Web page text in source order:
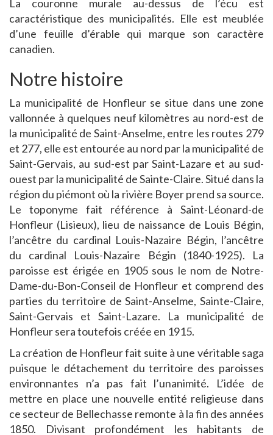
La couronne murale au-dessus de l’écu est
caractéristique des municipalités. Elle est meublée
d’une feuille d’érable qui marque son caractère
canadien.
Notre histoire
La municipalité de Honfleur se situe dans une zone
vallonnée à quelques neuf kilomètres au nord-est de
la municipalité de Saint-Anselme, entre les routes 279
et 277, elle est entourée au nord par la municipalité de
Saint-Gervais, au sud-est par Saint-Lazare et au sud-
ouest par la municipalité de Sainte-Claire. Situé dans la
région du piémont où la rivière Boyer prend sa source.
Le toponyme fait référence à Saint-Léonard-de
Honfleur (Lisieux), lieu de naissance de Louis Bégin,
l’ancêtre du cardinal Louis-Nazaire Bégin, l’ancêtre
du cardinal Louis-Nazaire Bégin (1840-1925). La
paroisse est érigée en 1905 sous le nom de Notre-
Dame-du-Bon-Conseil de Honfleur et comprend des
parties du territoire de Saint-Anselme, Sainte-Claire,
Saint-Gervais et Saint-Lazare. La municipalité de
Honfleur sera toutefois créée en 1915.
La création de Honfleur fait suite à une véritable saga
puisque le détachement du territoire des paroisses
environnantes n’a pas fait l’unanimité. L’idée de
mettre en place une nouvelle entité religieuse dans
ce secteur de Bellechasse remonte à la fin des années
1850. Divisant profondément les habitants de